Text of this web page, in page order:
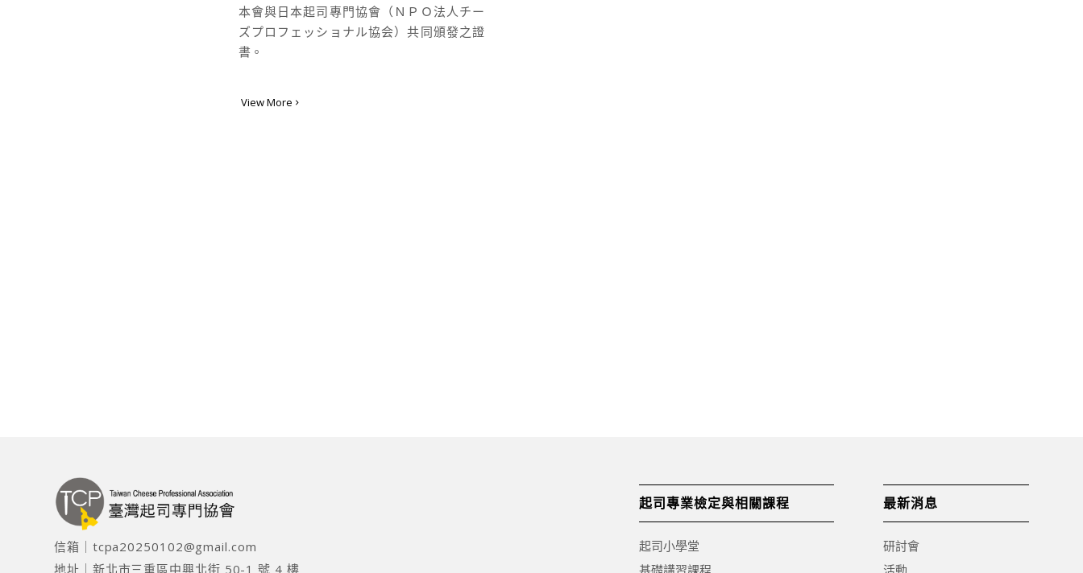
本會與日本起司專門協會（ＮＰＯ法人チー
ズプロフェッショナル協会）共同頒發之證
書。
View More
信箱｜ tcpa20250102@gmail.com
地址｜ 新北市三重區中興北街 50-1 號 4 樓
起司專業檢定與相關課程
起司小學堂
最新消息
研討會